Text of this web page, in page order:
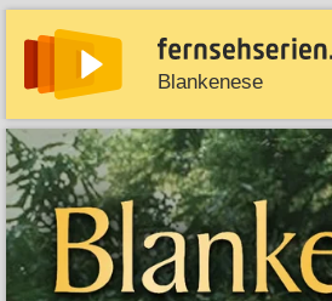
Blankenese
News Entdecken Streaming